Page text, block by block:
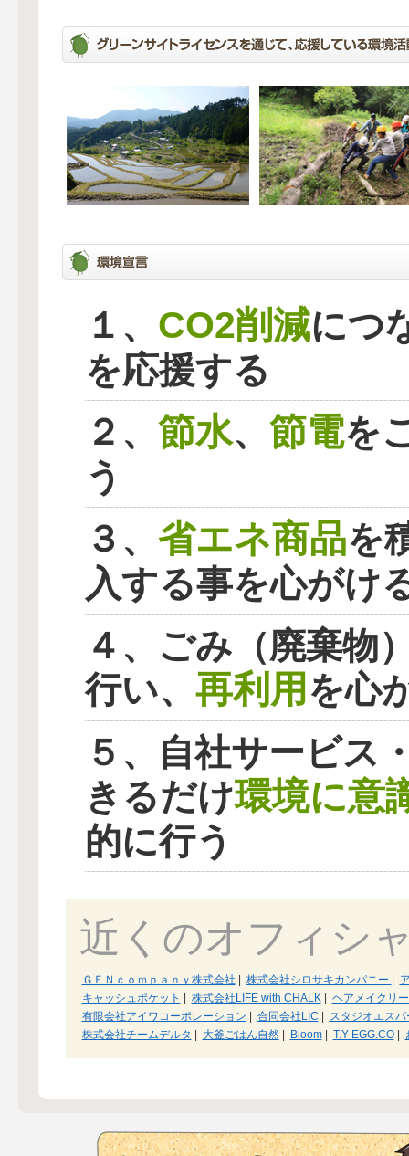
１、 CO2削減につ
を応援する
２、 節水、 節電を
う
３、 省エネ商品を
入する事を心がけ
４、ごみ（廃棄物
行い、 再利用を心
５、自社サービス
きるだけ環境に意
的に行う
近くのオフィシ
ＧＥＮｃｏｍｐａｎｙ株式会社 株式会社シロサキカンパニー
キャッシュポケット
株式会社LIFE with CHALK|
ヘアメイクリ
有限会社アイワコーポレーション
合同会社LIC
スタジオエスパ
株式会社チームデルタ
大釜ごはん自然| Bloom| T.Y EGG.CO|